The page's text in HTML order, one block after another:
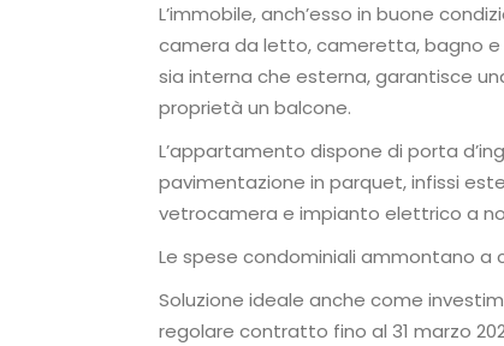
L’immobile, anch’esso in buone
camera da letto, cameretta, bagno e
sia interna che esterna, garantisce
proprietà un balcone.
L’appartamento dispone di porta
pavimentazione in parquet, infissi
vetrocamera e impianto elettrico a
Le spese condominiali ammontano a
Soluzione ideale anche come
regolare contratto fino al 31 marzo